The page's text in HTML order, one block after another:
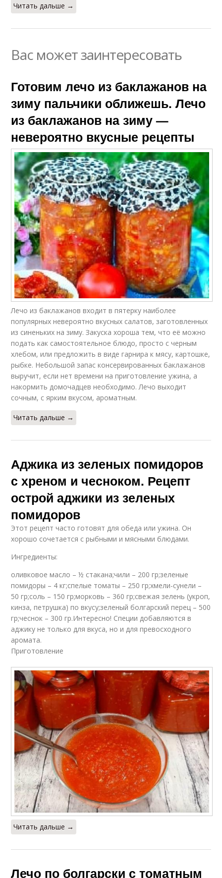
Читать дальше →
Вас может заинтересовать
Готовим лечо из баклажанов на
зиму пальчики оближешь. Лечо
из баклажанов на зиму —
невероятно вкусные рецепты
Лечо из баклажанов входит в пятерку наиболее
популярных невероятно вкусных салатов, заготовленных
из синеньких на зиму. Закуска хороша тем, что её можно
подать как самостоятельное блюдо, просто с черным
хлебом, или предложить в виде гарнира к мясу, картошке,
рыбке. Небольшой запас консервированных баклажанов
выручит, если нет времени на приготовление ужина, а
накормить домочадцев необходимо. Лечо выходит
сочным, с ярким вкусом, ароматным.
Читать дальше →
Аджика из зеленых помидоров
с хреном и чесноком. Рецепт
острой аджики из зеленых
помидоров
Этот рецепт часто готовят для обеда или ужина. Он
хорошо сочетается с рыбными и мясными блюдами.
Ингредиенты:
оливковое масло – ½ стакана;чили – 200 гр;зеленые
помидоры – 4 кг;спелые томаты – 250 гр;хмели-сунели –
50 гр;соль – 150 гр;морковь – 360 гр;свежая зелень (укроп,
кинза, петрушка) по вкусу;зеленый болгарский перец – 500
гр;чеснок – 300 гр.Интересно! Специи добавляются в
аджику не только для вкуса, но и для превосходного
аромата.
Приготовление
Читать дальше →
Лечо по болгарски с томатным